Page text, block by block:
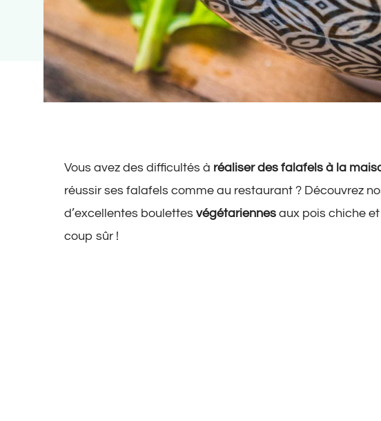
Vous avez des difficultés à réaliser des falafels à la
réussir ses falafels comme au restaurant ? Découvrez
d’excellentes boulettes végétariennes aux pois chiche
coup sûr !